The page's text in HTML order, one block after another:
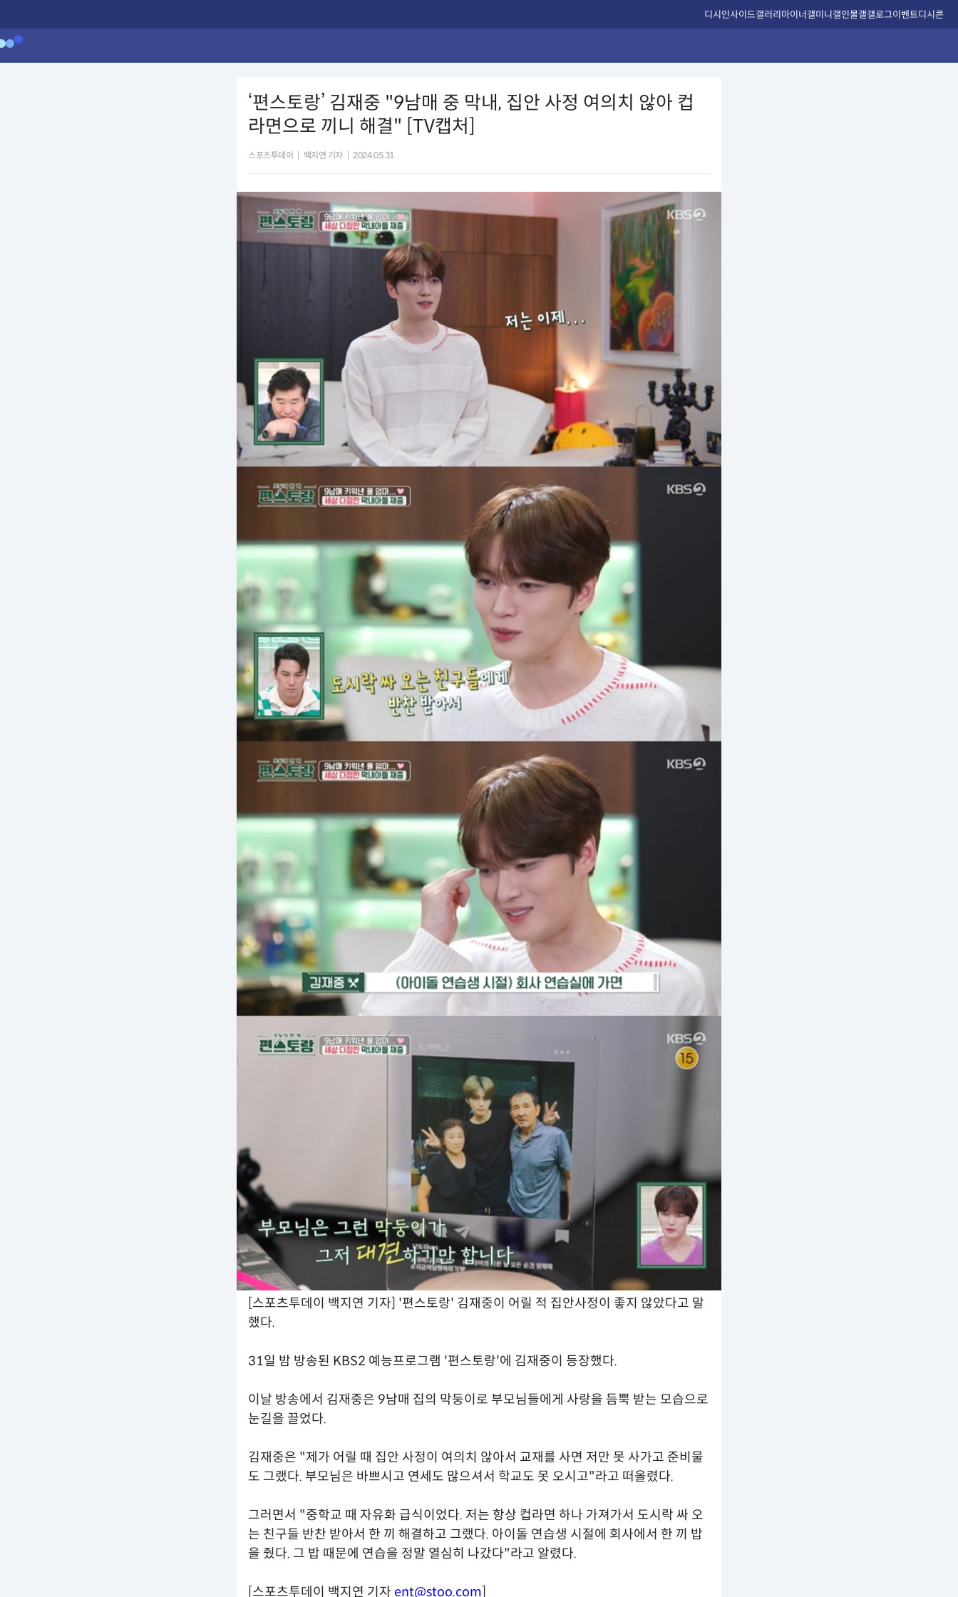
디시인사이드갤러리마이너갤미니갤인물갤갤로그이벤트디시콘
‘편스토랑’ 김재중 "9남매 중 막내, 집안 사정 여의치 않아 컵
라면으로 끼니 해결" [TV캡처]
스포츠투데이 백지연 기자 2024.05.31
[스포츠투데이 백지연 기자] '편스토랑' 김재중이 어릴 적 집안사정이 좋지 않았다고 말
했다.
31일 밤 방송된 KBS2 예능프로그램 '편스토랑'에 김재중이 등장했다.
이날 방송에서 김재중은 9남매 집의 막둥이로 부모님들에게 사랑을 듬뿍 받는 모습으로
눈길을 끌었다.
김재중은 "제가 어릴 때 집안 사정이 여의치 않아서 교재를 사면 저만 못 사가고 준비물
도 그랬다. 부모님은 바쁘시고 연세도 많으셔서 학교도 못 오시고"라고 떠올렸다.
그러면서 "중학교 때 자유화 급식이었다. 저는 항상 컵라면 하나 가져가서 도시락 싸 오
는 친구들 반찬 받아서 한 끼 해결하고 그랬다. 아이돌 연습생 시절에 회사에서 한 끼 밥
을 줬다. 그 밥 때문에 연습을 정말 열심히 나갔다"라고 알렸다.
[스포츠투데이 백지연 기자 ent@stoo.com